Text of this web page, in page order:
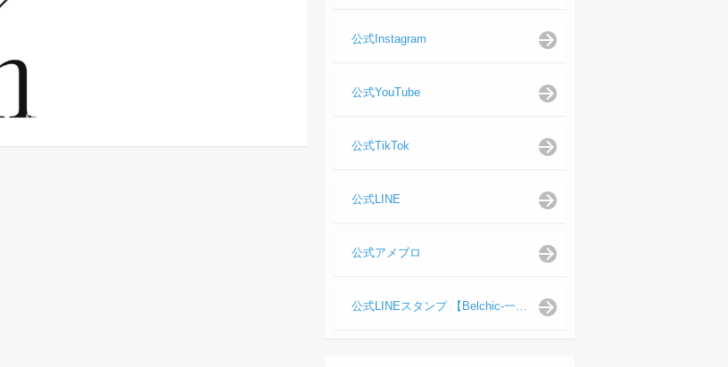
公式Instagram
公式YouTube
公式TikTok
公式LINE
公式アメブロ
公式LINEスタンプ 【Belchic-一ノ瀬 仁支配人】